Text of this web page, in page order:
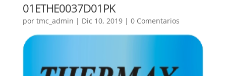
01ETHE0037D01PK
por tmc_admin | Dic 10, 2019| 0 Comentarios